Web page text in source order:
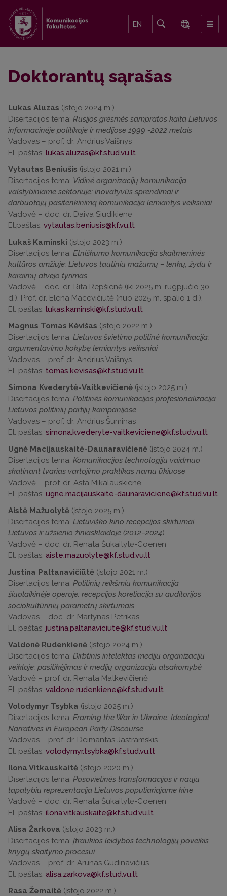
EN
Doktorantų sąrašas
Lukas Aluzas (įstojo 2024 m.)
Disertacijos tema: Rusijos grėsmės sampratos kaita Lietuvos
informacinėje politikoje ir medijose 1999 -2022 metais
Vadovas – prof. dr. Andrius Vaišnys
El. paštas:
Vytautas Beniušis (įstojo 2021 m.)
Disertacijos tema: Vidinė organizacijų komunikacija
valstybiniame sektoriuje: inovatyvūs sprendimai ir
darbuotojų pasitenkinimą komunikacija lemiantys veiksniai
Vadovė – doc. dr. Daiva Siudikienė
El.paštas:
Lukaš Kaminski (įstojo 2023 m.)
Disertacijos tema: Etniškumo komunikacija skaitmeninės
kultūros amžiuje: Lietuvos tautinių mažumų – lenkų, žydų ir
karaimų atvejo tyrimas
Vadovė – doc. dr. Rita Repšienė (iki 2025 m. rugpjūčio 30
d.). Prof. dr. Elena Macevičiūtė (nuo 2025 m. spalio 1 d.).
El. paštas:
Magnus Tomas Kėvišas (įstojo 2022 m.)
Disertacijos tema: Lietuvos švietimo politinė komunikacija:
argumentavimo kokybę lemiantys veiksniai
Vadovas – prof. dr. Andrius Vaišnys
El. paštas:
Simona Kvederytė-Vaitkevičienė (įstojo 2025 m.)
Disertacijos tema: Politinės komunikacijos profesionalizacija
Lietuvos politinių partijų kampanijose
Vadovas – prof. dr. Andrius Šuminas
El. paštas:
Ugnė Macijauskaitė-Daunaravičienė (įstojo 2024 m.)
Disertacijos tema: Komunikacijos technologijų vaidmuo
skatinant tvarias vartojimo praktikas namų ūkiuose
Vadovė – prof. dr. Asta Mikalauskienė
El. paštas:
Aistė Mažuolytė (įstojo 2025 m.)
Disertacijos tema: Lietuviško kino recepcijos skirtumai
Lietuvos ir užsienio žiniasklaidoje (2012–2024)
Vadovė – doc. dr. Renata Šukaitytė-Coenen
El. paštas:
Justina Paltanavičiūtė (įstojo 2021 m.)
Disertacijos tema: Politinių reikšmių komunikacija
šiuolaikinėje operoje: recepcijos koreliacija su auditorijos
sociokultūrinių parametrų skirtumais
Vadovas – doc. dr. Martynas Petrikas
El. paštas:
Valdonė Rudenkienė (įstojo 2024 m.)
Disertacijos tema: Dirbtinis intelektas medijų organizacijų
veikloje: pasitikėjimas ir medijų organizacijų atsakomybė
Vadovė – prof. dr. Renata Matkevičienė
El. paštas:
Volodymyr Tsybka (įstojo 2025 m.)
Disertacijos tema: Framing the War in Ukraine: Ideological
Narratives in European Party Discourse
Vadovas – prof. dr. Deimantas Jastramskis
El. paštas:
Ilona Vitkauskaitė (įstojo 2020 m.)
Disertacijos tema: Posovietinės transformacijos ir naujų
tapatybių reprezentacija Lietuvos populiariajame kine
Vadovė – doc. dr. Renata Šukaitytė-Coenen
El. paštas:
Alisa Žarkova (įstojo 2023 m.)
Disertacijos tema: Įtraukios leidybos technologijų poveikis
knygų skaitymo procesui
Vadovas – prof. dr. Arūnas Gudinavičius
El. paštas:
Rasa Žemaitė (įstojo 2022 m.)